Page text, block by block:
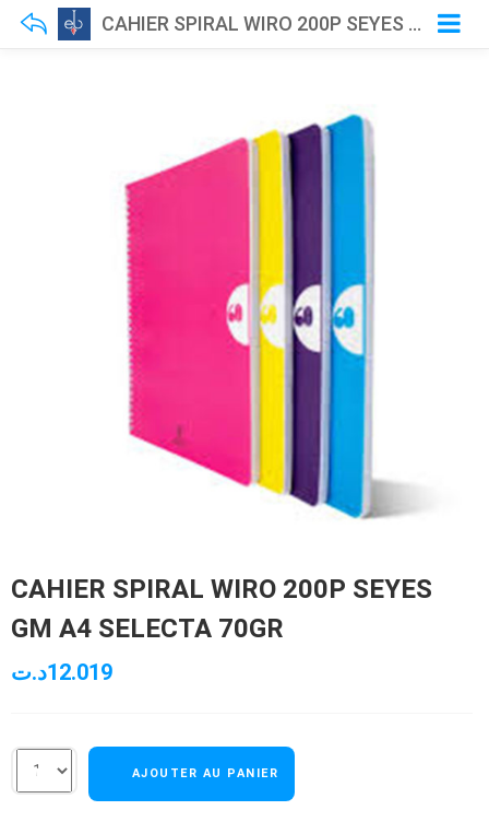
CAHIER SPIRAL WIRO 200P SEYES GM A4 SELECTA 70GR
CAHIER SPIRAL WIRO 200P SEYES
GM A4 SELECTA 70GR
12.019د.ت
AJOUTER AU PANIER